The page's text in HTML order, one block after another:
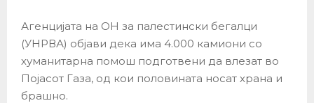
Агенцијата на ОН за палестински бегалци
(УНРВА) објави дека има 4.000 камиони со
хуманитарна помош подготвени да влезат во
Појасот Газа, од кои половината носат храна и
брашно.